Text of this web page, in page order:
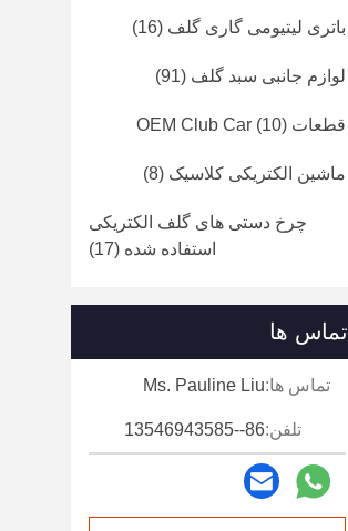
باتری لیتیومی گاری گلف (16)
لوازم جانبی سبد گلف (91)
قطعات OEM Club Car (10)
ماشین الکتریکی کلاسیک (8)
چرخ دستی های گلف الکتریکی
استفاده شده (17)
تماس ها
تماس ها:Ms. Pauline Liu
تلفن:86--13546943585